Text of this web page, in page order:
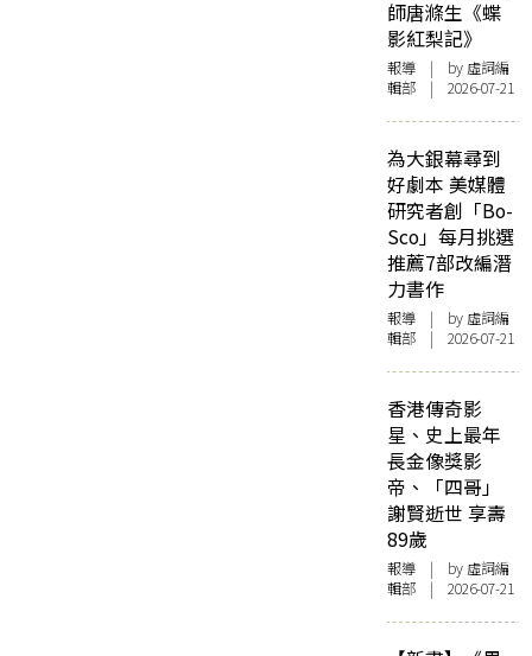
師唐滌生《蝶
影紅梨記》
報導 | by 虛詞編
輯部 | 2026-07-21
為大銀幕尋到
好劇本 美媒體
研究者創「Bo-
Sco」每月挑選
推薦7部改編潛
力書作
報導 | by 虛詞編
輯部 | 2026-07-21
香港傳奇影
星、史上最年
長金像獎影
帝、「四哥」
謝賢逝世 享壽
89歲
報導 | by 虛詞編
輯部 | 2026-07-21